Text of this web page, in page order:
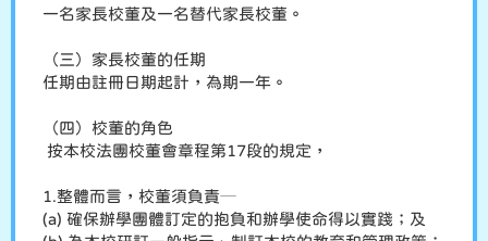
一名家長校董及一名替代家長校董。
（三）家長校董的任期
任期由註冊日期起計，為期一年。
（四）校董的角色
按本校法團校董會章程第17段的規定，
1.整體而言，校董須負責─
(a) 確保辦學團體訂定的抱負和辦學使命得以實踐；及